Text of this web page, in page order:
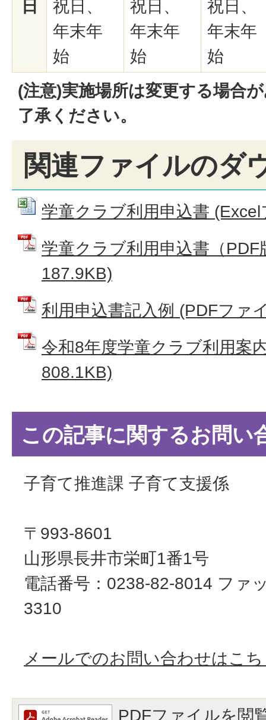
日
祝日、
年末年
始
祝日、
年末年
始
祝日、
年末年
始
(注意)実施場所は変更する場合
了承ください。
関連ファイルのダ
学童クラブ利用申込書
学童クラブ利用申込書（
187.9KB)
利用申込書記入例 (PDFファ
令和8年度学童クラブ利用案
808.1KB)
この記事に関するお問い
子育て推進課 子育て支援係
〒993-8601
山形県長井市栄町1番1号
電話番号：0238-82-8014 ファ
3310
メールでのお問い合わせはこ
PDFファイルを閲